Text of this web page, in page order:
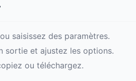
saisissez des paramètres.
sortie et ajustez les options.
ou téléchargez.